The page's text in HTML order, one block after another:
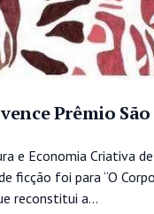
Prêmio
e Economia
foi para “O
reconstitui a...